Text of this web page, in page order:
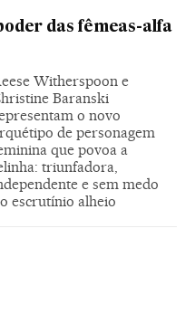
das fêmeas-alfa
Witherspoon e
Baranski
o novo
de personagem
que povoa a
triunfadora,
e sem medo
escrutínio alheio